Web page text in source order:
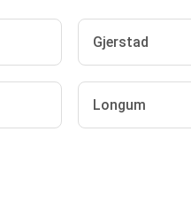
Gjerstad
Longum